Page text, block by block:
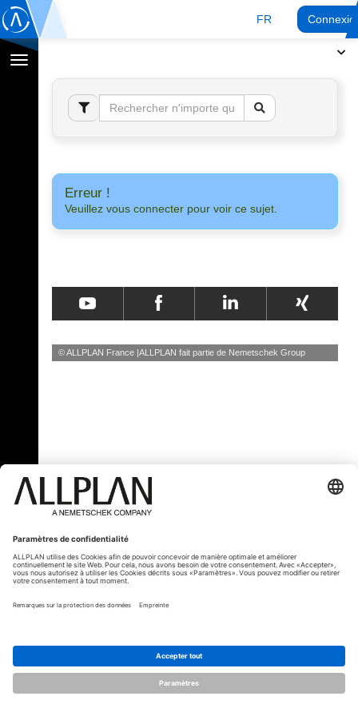
FR
Afficher
Erreur !
Veuillez vous connecter pour voir ce sujet.
© ALLPLAN France ALLPLAN fait partie de Nemetschek Group